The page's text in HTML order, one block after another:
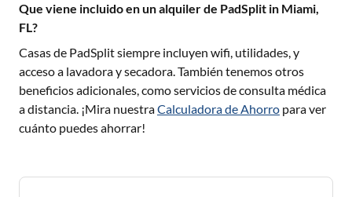
Que viene incluido en un alquiler de PadSplit in Miami,
FL?
Casas de PadSplit siempre incluyen wifi, utilidades, y
acceso a lavadora y secadora. También tenemos otros
beneficios adicionales, como servicios de consulta médica
a distancia. ¡Mira nuestraCalculadora de Ahorro para ver
cuánto puedes ahorrar!